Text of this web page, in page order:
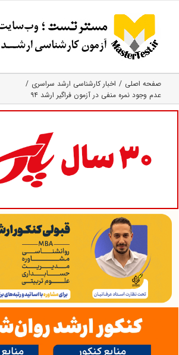
content
صفحه اصلی
اخبار کارشناسی ارشد سراسری
عدم وجود نمره منفی در آزمون فراگیر ارشد ۹۴